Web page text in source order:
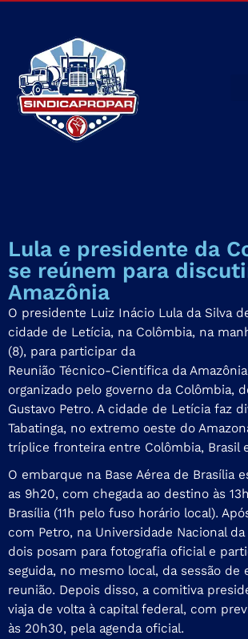
Lula e presidente da
se reúnem para
Amazônia
O presidente Luiz Inácio Lula da Silva
cidade de Letícia, na Colômbia, na
(8), para participar da
Reunião Técnico-Científica da Amazônia
organizado pelo governo da Colômbia,
Gustavo Petro. A cidade de Letícia faz
Tabatinga, no extremo oeste do
tríplice fronteira entre Colômbia, Brasil
O embarque na Base Aérea de Brasília
as 9h20, com chegada ao destino às
Brasília (11h pelo fuso horário local).
com Petro, na Universidade Nacional
dois posam para fotografia oficial e
seguida, no mesmo local, da sessão de
reunião. Depois disso, a comitiva
viaja de volta à capital federal, com
às 20h30, pela agenda oficial.